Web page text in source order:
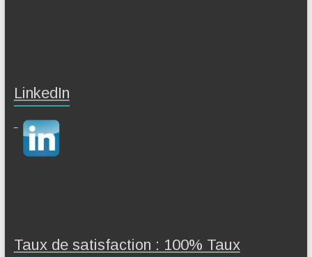
LinkedIn
Taux de satisfaction : 100% Taux